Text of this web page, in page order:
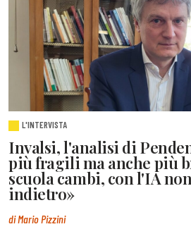
L'INTERVISTA
Invalsi, l'analisi di
più fragili ma anche più
scuola cambi, con l'IA
indietro»
di Mario Pizzini